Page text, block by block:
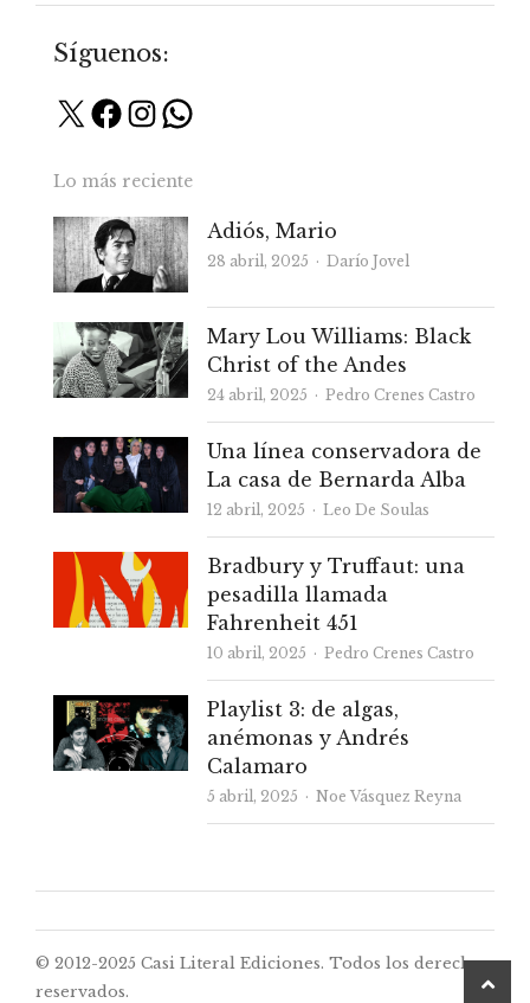
Síguenos:
X Facebook
Instagram
WhatsApp
Lo más reciente
Adiós, Mario
28 abril, 2025 Autor
Darío Jovel
Mary Lou Williams: Black
Christ of the Andes
24 abril, 2025 Autor
Pedro Crenes Castro
Una línea conservadora de
La casa de Bernarda Alba
12 abril, 2025 Autor
Leo De Soulas
Bradbury y Truffaut: una
pesadilla llamada
Fahrenheit 451
10 abril, 2025 Autor
Pedro Crenes Castro
Playlist 3: de algas,
anémonas y Andrés
Calamaro
5 abril, 2025 Autor
Noe Vásquez Reyna
© 2012-2025 Casi Literal Ediciones. Todos los derechos
reservados.